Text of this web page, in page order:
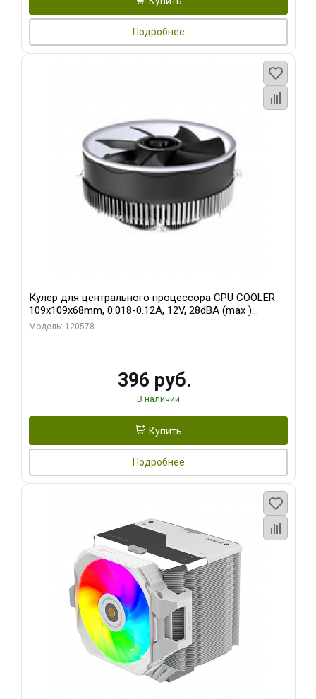
Подробнее
Кулер для центрального процессора CPU COOLER
109x109x68mm, 0.018-0.12A, 12V, 28dBA (max )
+/-10%
Модель: 120578
396 руб.
В наличии
Купить
Подробнее